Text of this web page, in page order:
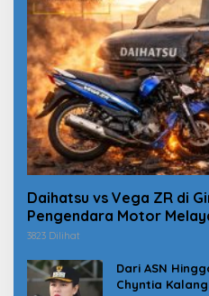
Daihatsu vs Vega ZR di
Pengendara Motor
3823 Dilihat
Dari ASN
Chyntia